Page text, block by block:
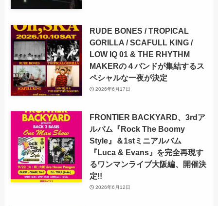
RUDE BONES / TROPICAL
GORILLA / SCAFULL KING /
LOW IQ 01 & THE RHYTHM
MAKERの４バンドが集結するス
ペシャルな一夜が決定
2026年6月17日
FRONTIER BACKYARD、3rdア
ルバム『Rock The Boomy
Style』＆1stミニアルバム
『Luca & Evans』を完全再現す
るワンマンライブ大阪編、開催決
定!!
2026年6月12日